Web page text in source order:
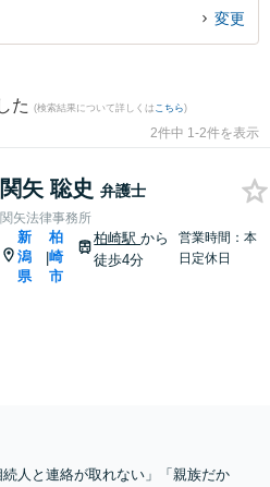
変更
た (検索結果について詳しくは こちら)
2件中 1-2件を表示
関矢 聡史 弁護士
関矢法律事務所
新
潟
県
|
柏
崎
市
柏崎駅から
徒歩4分
営業時間：本
日定休日
人と連絡が取れない」「親族だか